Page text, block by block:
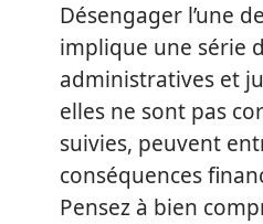
Désengager l’une
implique une série
administratives et
elles ne sont pas
suivies, peuvent
conséquences
Pensez à bien